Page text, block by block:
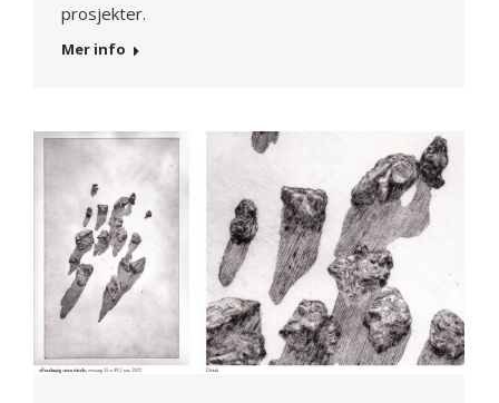
prosjekter.
Mer info